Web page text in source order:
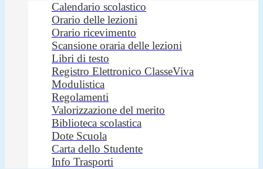
Calendario scolastico
Orario delle lezioni
Orario ricevimento
Scansione oraria delle lezioni
Libri di testo
Registro Elettronico ClasseViva
Modulistica
Regolamenti
Valorizzazione del merito
Biblioteca scolastica
Dote Scuola
Carta dello Studente
Info Trasporti